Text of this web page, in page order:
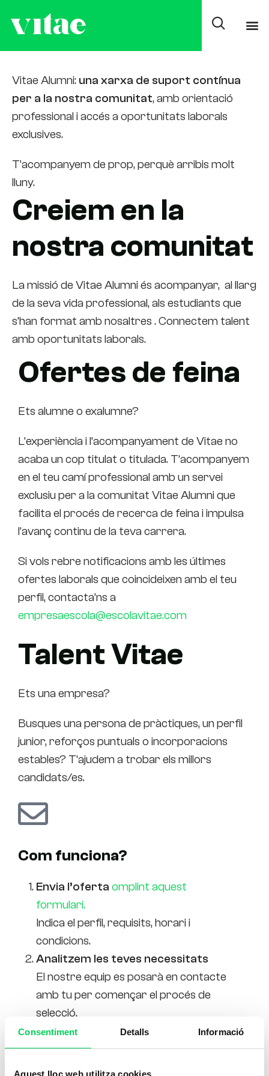
Consentiment Detalls Informació
Aquest lloc web utilitza cookies
Vitae Alumni: una xarxa de suport contínua
per a la nostra comunitat, amb orientació
professional i accés a oportunitats laborals
exclusives.
T’acompanyem de prop, perquè arribis molt
lluny.
Creiem en la
nostra comunitat
La missió de Vitae Alumni és acompanyar, al llarg
de la seva vida professional, als estudiants que
s’han format amb nosaltres . Connectem talent
amb oportunitats laborals.
Ofertes de feina
Ets alumne o exalumne?
L’experiència i l’acompanyament de Vitae no
acaba un cop titulat o titulada. T’acompanyem
en el teu camí professional amb un servei
exclusiu per a la comunitat Vitae Alumni que
facilita el procés de recerca de feina i impulsa
l’avanç continu de la teva carrera.
Si vols rebre notificacions amb les últimes
ofertes laborals que coincideixen amb el teu
perfil, contacta’ns a
empresaescola@escolavitae.com
Talent Vitae
Ets una empresa?
Busques una persona de pràctiques, un perfil
junior, reforços puntuals o incorporacions
estables? T’ajudem a trobar els millors
candidats/es.
Com funciona?
Envia l’oferta omplint aquest
formulari.
Indica el perfil, requisits, horari i
condicions.
Analitzem les teves necessitats
El nostre equip es posarà en contacte
amb tu per començar el procés de
selecció.
Busquem els perfils més adequats
Des del 2011, més de 1.000 estudiants